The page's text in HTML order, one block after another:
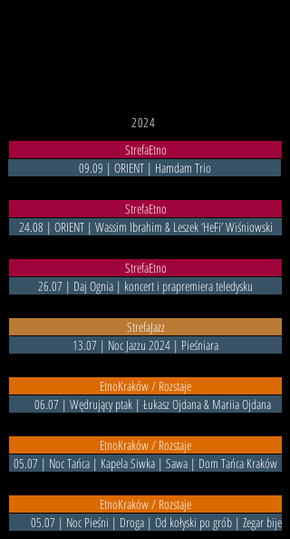
2024
StrefaEtno
09.09 | ORIENT | Hamdam Trio
StrefaEtno
24.08 | ORIENT | Wassim Ibrahim & Leszek ‘HeFi’ Wiśniowski
StrefaEtno
26.07 | Daj Ognia | koncert i prapremiera teledysku
StrefaJazz
13.07 | Noc Jazzu 2024 | Pieśniara
EtnoKraków / Rozstaje
06.07 | Wędrujący ptak | Łukasz Ojdana & Mariia Ojdana
EtnoKraków / Rozstaje
05.07 | Noc Tańca | Kapela Siwka | Sawa | Dom Tańca Kraków
EtnoKraków / Rozstaje
05.07 | Noc Pieśni | Droga | Od kołyski po grób | Zegar bije